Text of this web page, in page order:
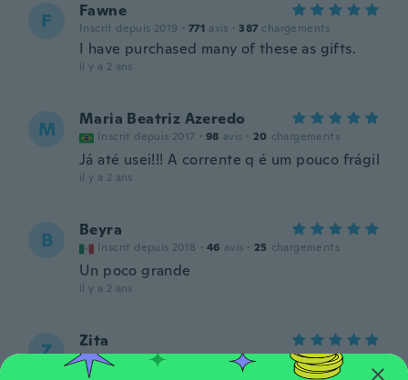
F Fawne
Inscrit depuis 2019 · 771 avis · 387 chargements
I have purchased many of these as gifts.
il y a 2 ans
M Maria Beatriz Azeredo
Inscrit depuis 2017 · 98 avis · 20 chargements
Já até usei!!! A corrente q é um pouco frágil
il y a 2 ans
B Beyra
Inscrit depuis 2018 · 46 avis · 25 chargements
Un poco grande
il y a 2 ans
Z Zita
Inscrit depuis 2017 · 6 avis